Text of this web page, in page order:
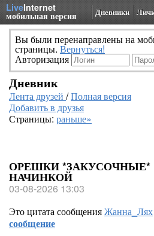
LiveInternet
мобильная версия Дневники
Вы были перенаправлены на
страницы. Вернуться!
Авторизация
Дневник
Лента друзей /Полная версия
Добавить в друзья
Страницы: раньше»
ОРЕШКИ
НАЧИНКОЙ
03-08-2026 13:03
Это цитата сообщенияЖанна_Лях
сообщение